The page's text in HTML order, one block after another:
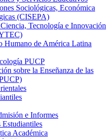
Sociológicas, Económica
(CISEPA)
Tecnología e Innovación
Humano de América Latina
PUCP
sobre la Enseñanza de las
e Informes
Académica